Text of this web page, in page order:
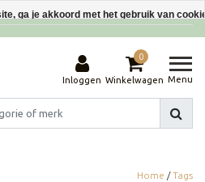
gerecyclede materialen
Inloggen
0
Winkelwagen Menu
Home /Tags
ga je akkoord met het gebruik van